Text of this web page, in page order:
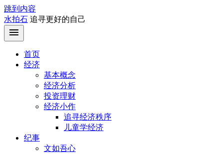
跳到内容
水拍石 追寻更好的自己
首页
经济
基本概念
经济分析
投资理财
经济小作
追寻经济秩序
儿童学经济
纪事
文如吾心